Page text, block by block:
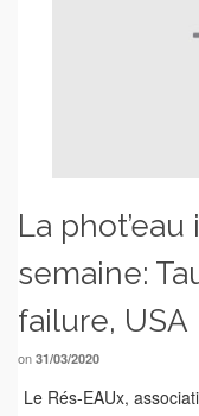
La
semaine:
failure, USA
on 31/03/2020
Le Rés-EAUx,